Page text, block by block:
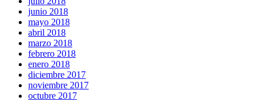
junio 2018
mayo 2018
abril 2018
marzo 2018
febrero 2018
enero 2018
diciembre 2017
noviembre 2017
octubre 2017